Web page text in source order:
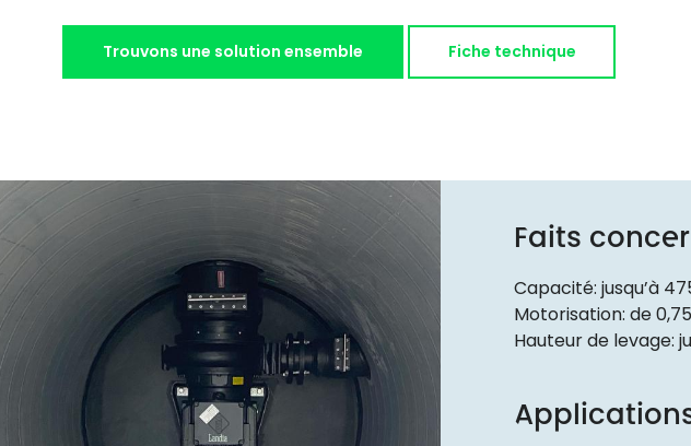
Trouvons une solution ensemble Fiche technique
Faits
Capacité: jusqu’à
Motorisation: de
Hauteur de levage: